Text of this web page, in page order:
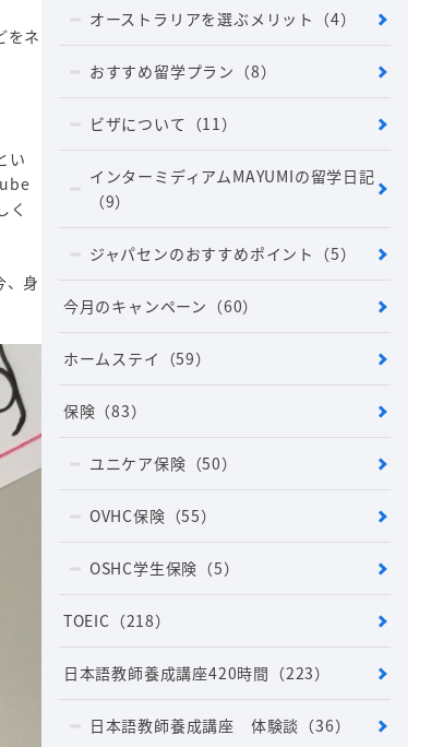
をネ
い
く
、身
オーストラリアを選ぶメリット （4）
おすすめ留学プラン （8）
ビザについて （11）
インターミディアムMAYUMIの留学日記
（9）
ジャパセンのおすすめポイント （5）
今月のキャンペーン （60）
ホームステイ （59）
保険 （83）
ユニケア保険 （50）
OVHC保険 （55）
OSHC学生保険 （5）
TOEIC （218）
日本語教師養成講座420時間 （223）
日本語教師養成講座 体験談 （36）